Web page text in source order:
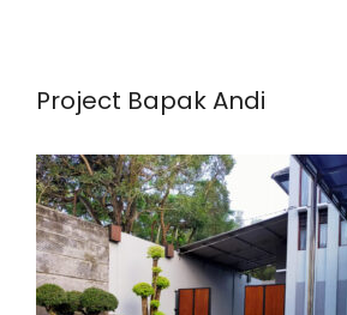
Project Bapak Andi